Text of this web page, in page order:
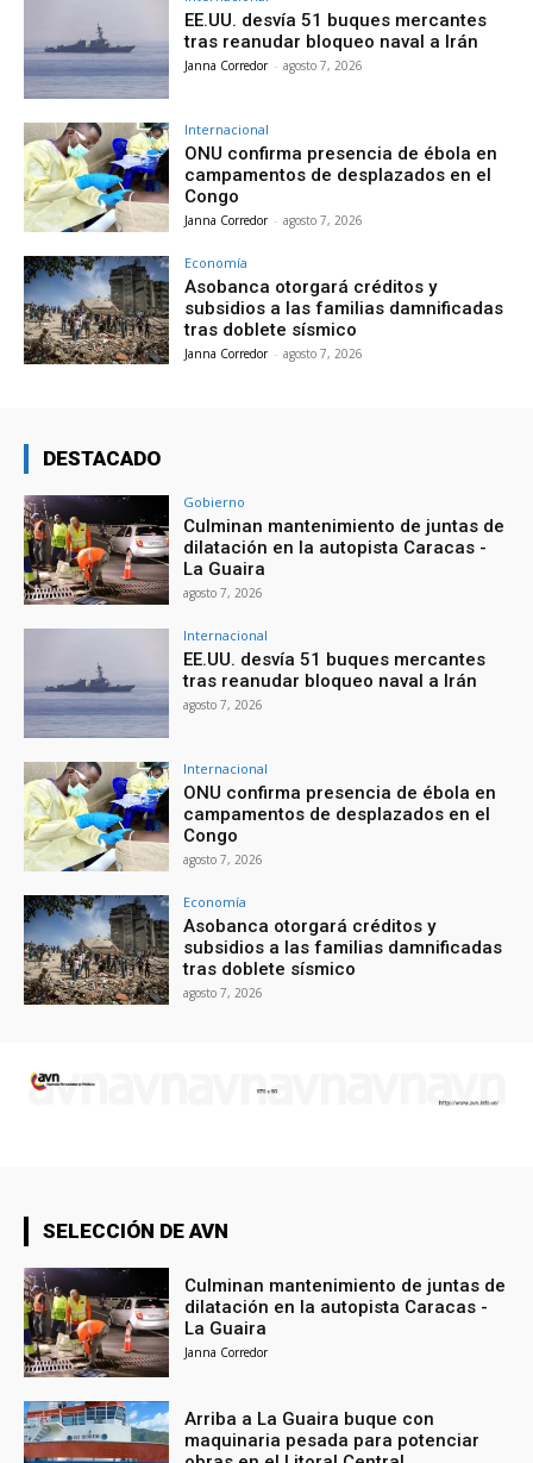
EE.UU. desvía 51 buques mercantes
tras reanudar bloqueo naval a Irán
Janna Corredor - agosto 7, 2026
Internacional
ONU confirma presencia de ébola en
campamentos de desplazados en el
Congo
Janna Corredor - agosto 7, 2026
Economía
Asobanca otorgará créditos y
subsidios a las familias damnificadas
tras doblete sísmico
Janna Corredor - agosto 7, 2026
DESTACADO
Gobierno
Culminan mantenimiento de juntas de
dilatación en la autopista Caracas -
La Guaira
agosto 7, 2026
Internacional
EE.UU. desvía 51 buques mercantes
tras reanudar bloqueo naval a Irán
agosto 7, 2026
Internacional
ONU confirma presencia de ébola en
campamentos de desplazados en el
Congo
agosto 7, 2026
Economía
Asobanca otorgará créditos y
subsidios a las familias damnificadas
tras doblete sísmico
agosto 7, 2026
SELECCIÓN DE AVN
Culminan mantenimiento de juntas de
dilatación en la autopista Caracas -
La Guaira
Janna Corredor
Arriba a La Guaira buque con
maquinaria pesada para potenciar